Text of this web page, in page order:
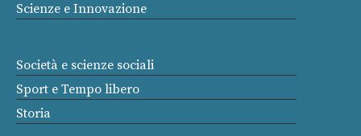
Scienze e Innovazione
Società e scienze sociali
Sport e Tempo libero
Storia